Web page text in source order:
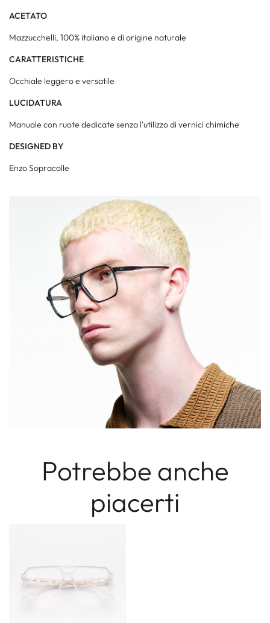
ACETATO
Mazzucchelli, 100% italiano e di origine naturale
CARATTERISTICHE
Occhiale leggero e versatile
LUCIDATURA
Manuale con ruote dedicate senza l'utilizzo di vernici chimiche
DESIGNED BY
Enzo Sopracolle
Potrebbe anche
piacerti